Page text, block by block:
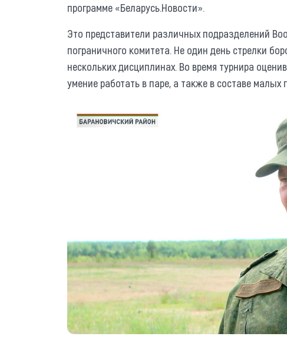
программе «Беларусь.Новости».
Это представители различных подразделений
пограничного комитета. Не один день стрелки
нескольких дисциплинах. Во время турнира
умение работать в паре, а также в составе малых